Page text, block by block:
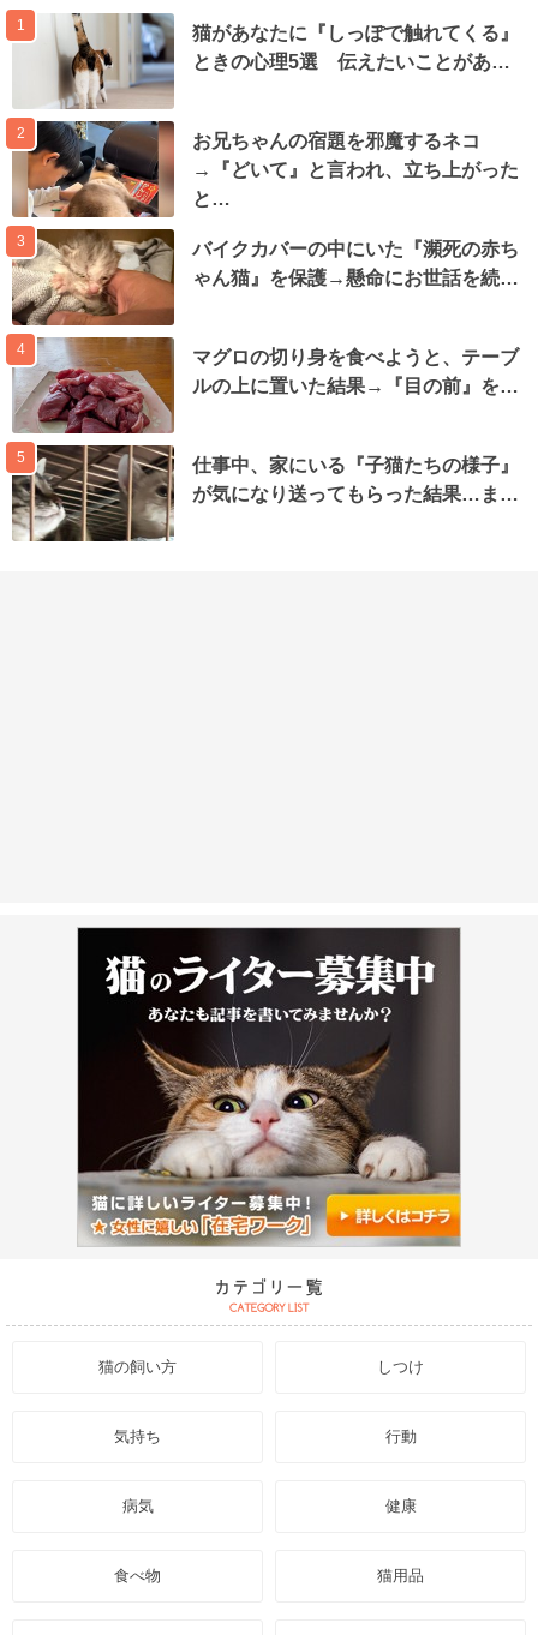
1
猫があなたに『しっぽで触れてくる』
ときの心理5選 伝えたいことがあ…
2
お兄ちゃんの宿題を邪魔するネコ
→『どいて』と言われ、立ち上がった
と…
3
バイクカバーの中にいた『瀕死の赤ち
ゃん猫』を保護→懸命にお世話を続…
4
マグロの切り身を食べようと、テーブ
ルの上に置いた結果→『目の前』を…
5
仕事中、家にいる『子猫たちの様子』
が気になり送ってもらった結果…ま…
猫の飼い方 しつけ
気持ち 行動
病気 健康
食べ物 猫用品